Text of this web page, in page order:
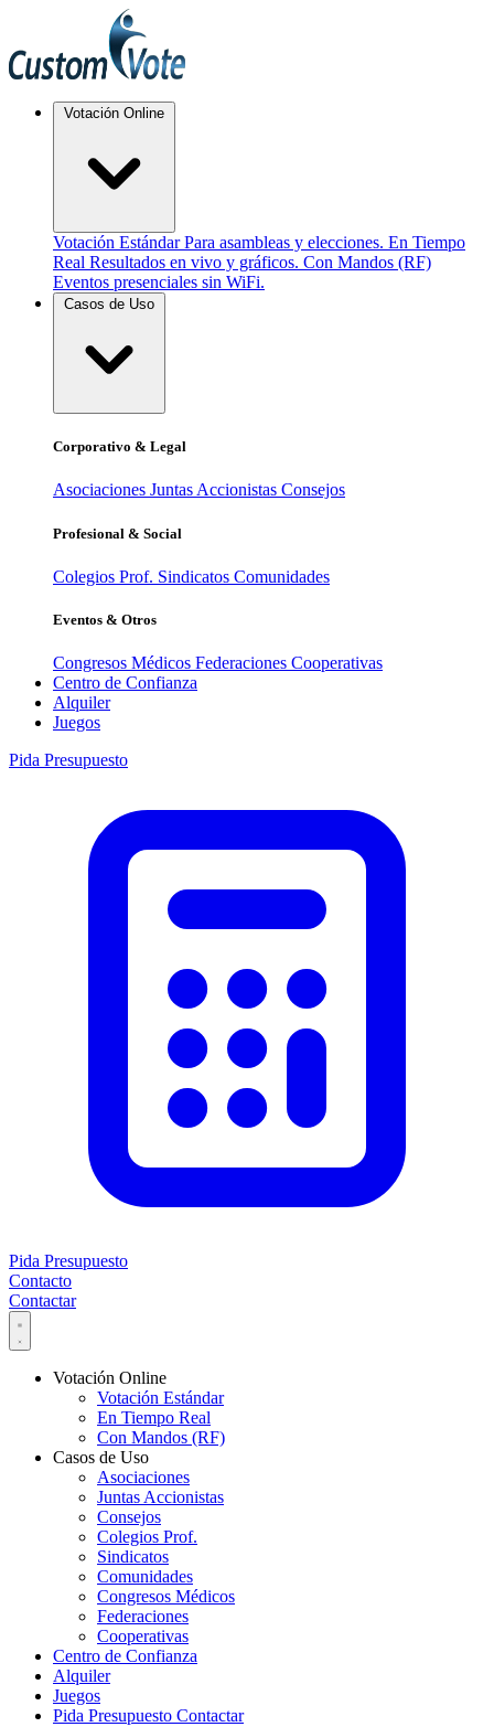
Votación Online
Votación Estándar Para asambleas y elecciones. En Tiempo
Real Resultados en vivo y gráficos. Con Mandos (RF)
Eventos presenciales sin WiFi.
Casos de Uso
Corporativo & Legal
Asociaciones Juntas Accionistas Consejos
Profesional & Social
Colegios Prof. Sindicatos Comunidades
Eventos & Otros
Congresos Médicos Federaciones Cooperativas
Centro de Confianza
Alquiler
Juegos
Pida Presupuesto
Pida Presupuesto
Contacto
Contactar
Votación Online
Votación Estándar
En Tiempo Real
Con Mandos (RF)
Casos de Uso
Asociaciones
Juntas Accionistas
Consejos
Colegios Prof.
Sindicatos
Comunidades
Congresos Médicos
Federaciones
Cooperativas
Centro de Confianza
Alquiler
Juegos
Pida Presupuesto Contactar